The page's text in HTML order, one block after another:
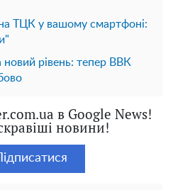
ТЦК у вашому смартфоні:
рівень: тепер ВВК
в Google News!
новини!
Підписатися